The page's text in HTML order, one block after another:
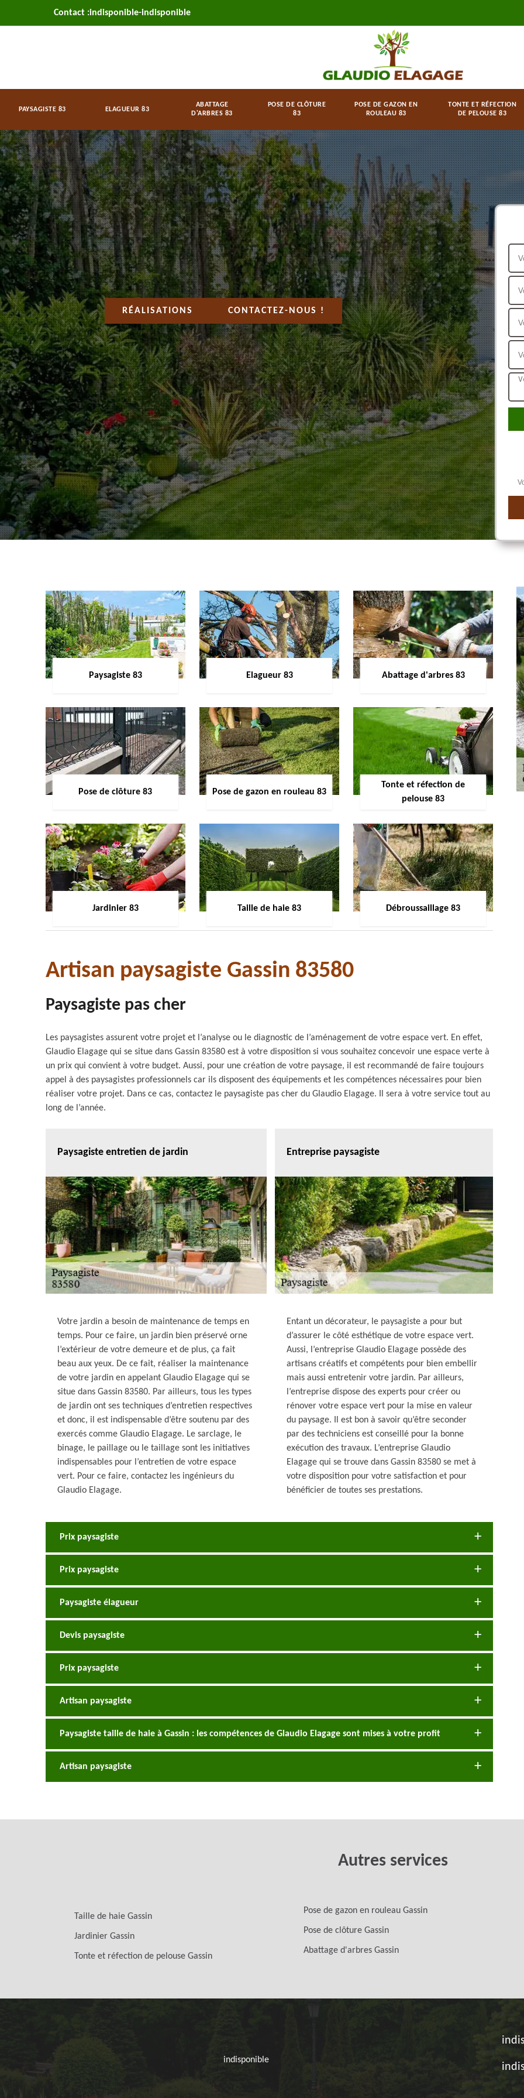
Contact :indisponible-indisponible
PAYSAGISTE 83 ELAGUEUR 83
ABATTAGE
D'ARBRES 83
POSE DE CLÔTURE
83
POSE DE GAZON EN
ROULEAU 83
TONTE ET RÉFECTION
DE PELOUSE 83
RÉALISATIONS CONTACTEZ-NOUS !
Paysagiste 83 Elagueur 83 Abattage d'arbres 83
Pose de clôture 83 Pose de gazon en rouleau 83
Tonte et réfection de
pelouse 83
Jardinier 83 Taille de haie 83 Débroussaillage 83
Artisan paysagiste Gassin 83580
Paysagiste pas cher
Les paysagistes assurent votre projet et l’analyse ou le diagnostic de l’aménagement de votre espace vert. En effet,
Glaudio Elagage qui se situe dans Gassin 83580 est à votre disposition si vous souhaitez concevoir une espace verte à
un prix qui convient à votre budget. Aussi, pour une création de votre paysage, il est recommandé de faire toujours
appel à des paysagistes professionnels car ils disposent des équipements et les compétences nécessaires pour bien
réaliser votre projet. Dans ce cas, contactez le paysagiste pas cher du Glaudio Elagage. Il sera à votre service tout au
long de l’année.
Paysagiste entretien de jardin
Votre jardin a besoin de maintenance de temps en
temps. Pour ce faire, un jardin bien préservé orne
l’extérieur de votre demeure et de plus, ça fait
beau aux yeux. De ce fait, réaliser la maintenance
de votre jardin en appelant Glaudio Elagage qui se
situe dans Gassin 83580. Par ailleurs, tous les types
de jardin ont ses techniques d’entretien respectives
et donc, il est indispensable d’être soutenu par des
exercés comme Glaudio Elagage. Le sarclage, le
binage, le paillage ou le taillage sont les initiatives
indispensables pour l’entretien de votre espace
vert. Pour ce faire, contactez les ingénieurs du
Glaudio Elagage.
Entreprise paysagiste
Entant un décorateur, le paysagiste a pour but
d’assurer le côté esthétique de votre espace vert.
Aussi, l’entreprise Glaudio Elagage possède des
artisans créatifs et compétents pour bien embellir
mais aussi entretenir votre jardin. Par ailleurs,
l’entreprise dispose des experts pour créer ou
rénover votre espace vert pour la mise en valeur
du paysage. Il est bon à savoir qu’être seconder
par des techniciens est conseillé pour la bonne
exécution des travaux. L’entreprise Glaudio
Elagage qui se trouve dans Gassin 83580 se met à
votre disposition pour votre satisfaction et pour
bénéficier de toutes ses prestations.
Prix paysagiste
Prix paysagiste
Paysagiste élagueur
Devis paysagiste
Prix paysagiste
Artisan paysagiste
Paysagiste taille de haie à Gassin : les compétences de Glaudio Elagage sont mises à votre profit
Artisan paysagiste
Autres services
Taille de haie Gassin
Jardinier Gassin
Tonte et réfection de pelouse Gassin
Pose de gazon en rouleau Gassin
Pose de clôture Gassin
Abattage d'arbres Gassin
indisponible